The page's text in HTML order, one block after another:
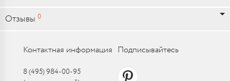
Отзывы 0
Контактная информация
8 (495) 984-00-95
Подписывайтесь